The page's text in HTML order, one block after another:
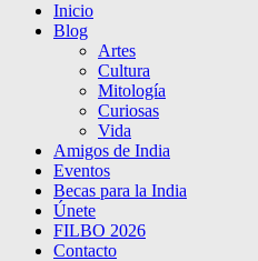
Inicio
Blog
Artes
Cultura
Mitología
Curiosas
Vida
Amigos de India
Eventos
Becas para la India
Únete
FILBO 2026
Contacto